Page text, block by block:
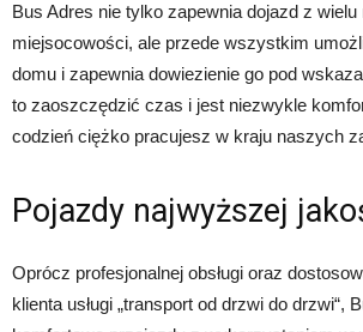
Bus Adres nie tylko zapewnia dojazd z
miejsocowości, ale przede wszystkim
domu i zapewnia dowiezienie go pod
to zaoszczędzić czas i jest niezwykle
codzień ciężko pracujesz w kraju naszych
Pojazdy najwyższej
Oprócz profesjonalnej obsługi oraz
klienta usługi „transport od drzwi do drzwi“,